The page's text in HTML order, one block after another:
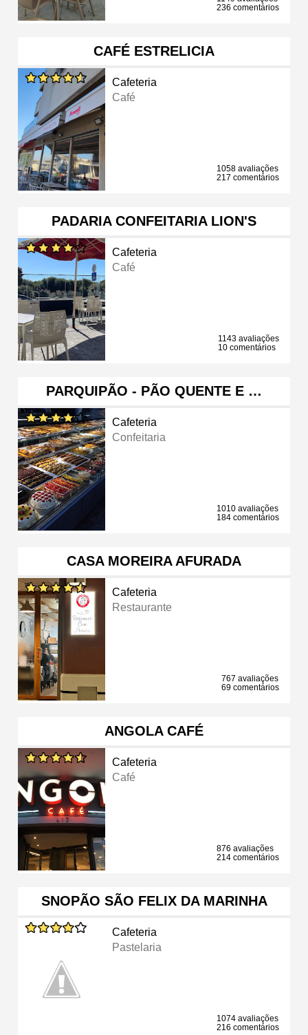
236 comentários
CAFÉ ESTRELICIA
Cafeteria
Café
1058 avaliações
217 comentários
PADARIA CONFEITARIA LION'S
Cafeteria
Café
1143 avaliações
10 comentários
PARQUIPÃO - PÃO QUENTE E …
Cafeteria
Confeitaria
1010 avaliações
184 comentários
CASA MOREIRA AFURADA
Cafeteria
Restaurante
767 avaliações
69 comentários
ANGOLA CAFÉ
Cafeteria
Café
876 avaliações
214 comentários
SNOPÃO SÃO FELIX DA MARINHA
Cafeteria
Pastelaria
1074 avaliações
216 comentários